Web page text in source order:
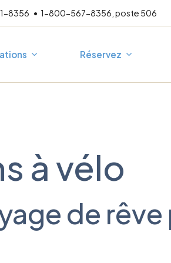
8356 1-800-567-8356, poste 506
France
Espagne
Grèce
Croatie
Réservez
à vélo
de